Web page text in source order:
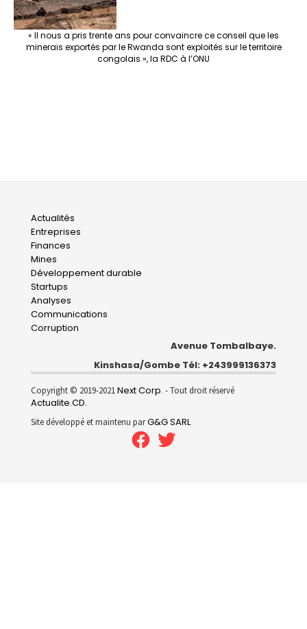
« Il nous a pris trente ans pour convaincre ce conseil que les
minerais exportés par le Rwanda sont exploités sur le territoire
congolais », la RDC à l’ONU
Main
navigation
Actualités
Entreprises
Finances
Mines
Développement durable
Startups
Analyses
Communications
Corruption
Avenue Tombalbaye.
Kinshasa/Gombe Tél: +243999136373
Copyright © 2019-2021Next Corp. - Tout droit réservé
Actualite.CD.
Site développé et maintenu parG&G SARL